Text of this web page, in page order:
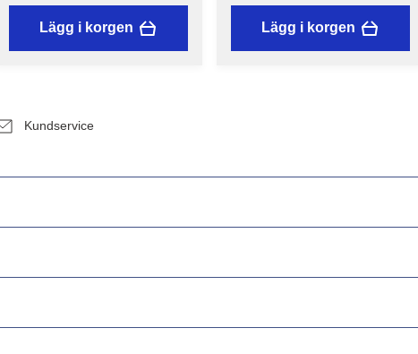
Lägg i korgen Lägg i korgen
Kundservice